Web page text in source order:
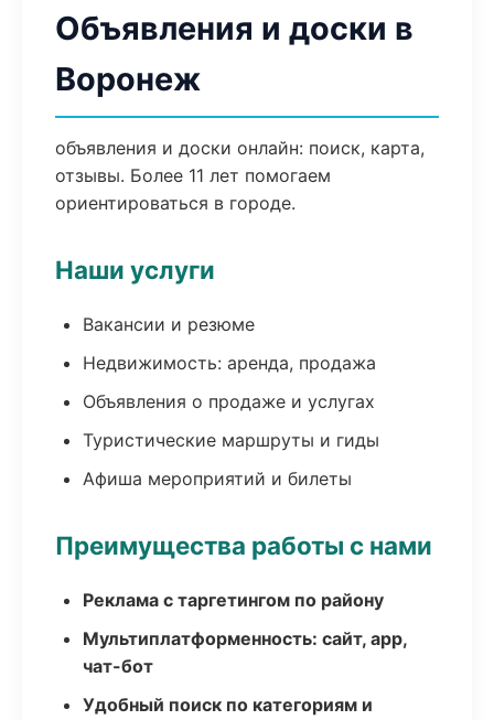
Объявления и доски в
Воронеж
объявления и доски онлайн: поиск, карта,
отзывы. Более 11 лет помогаем
ориентироваться в городе.
Наши услуги
Вакансии и резюме
Недвижимость: аренда, продажа
Объявления о продаже и услугах
Туристические маршруты и гиды
Афиша мероприятий и билеты
Преимущества работы с нами
Реклама с таргетингом по району
Мультиплатформенность: сайт, app,
чат-бот
Удобный поиск по категориям и